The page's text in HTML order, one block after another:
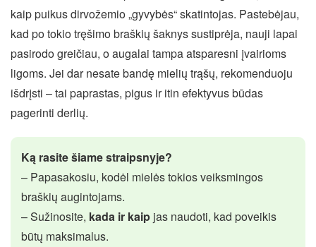
kaip puikus dirvožemio „gyvybės“ skatintojas. Pastebėjau,
kad po tokio tręšimo braškių šaknys sustiprėja, nauji lapai
pasirodo greičiau, o augalai tampa atsparesni įvairioms
ligoms. Jei dar nesate bandę mielių trąšų, rekomenduoju
išdrįsti – tai paprastas, pigus ir itin efektyvus būdas
pagerinti derlių.
Ką rasite šiame straipsnyje?
– Papasakosiu, kodėl mielės tokios veiksmingos
braškių augintojams.
– Sužinosite, kada ir kaip jas naudoti, kad poveikis
būtų maksimalus.